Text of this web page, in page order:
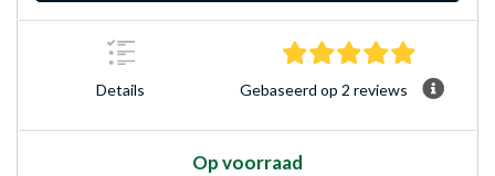
Details
5.0 sterren
Gebaseerd op 2 reviews
Op voorraad